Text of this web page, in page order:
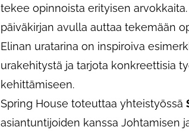
tekee opinnoista erityisen
päiväkirjan avulla auttaa tekemään
Elinan uratarina on inspiroiva
urakehitystä ja tarjota konkreettisia
kehittämiseen.
Spring House toteuttaa yhteistyössä
asiantuntijoiden kanssa Johtamisen